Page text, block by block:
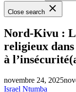
Close search
Nord-Kivu :
religieux
à
novembre 24, 2025
Israel Ntumba